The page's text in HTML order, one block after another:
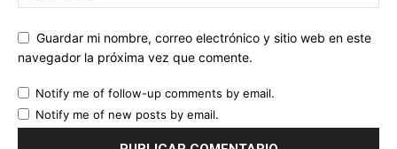
Guardar mi nombre, correo electrónico y sitio web en este
navegador la próxima vez que comente.
Notify me of follow-up comments by email.
Notify me of new posts by email.